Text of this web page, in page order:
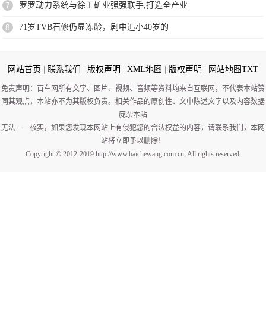
7 罗罗动力系统与徐工矿业强强联手,打造全产业
8 71岁TVB石修仍显冻龄，剧中追小40岁的
网站首页 联系我们 版权声明 XML地图 版权声明 网站地图TXT
免责声明：百车网所有文字、图片、视频、音频等资料均来自互联网，不代表本站赞
同其观点，本站亦不为其版权负责。相关作品的原创性、文中陈述文字以及内容数据
庞杂本站
无法一一核实，如果您发现本网站上有侵犯您的合法权益的内容，请联系我们，本网
站将立即予以删除！
Copyright © 2012-2019 http://www.baichewang.com.cn, All rights reserved.